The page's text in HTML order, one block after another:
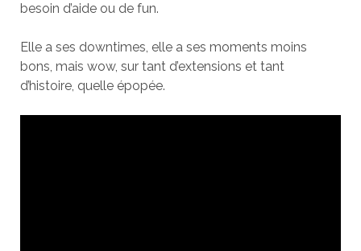
besoin d’aide ou de fun.
Elle a ses downtimes, elle a ses moments moins
bons, mais wow, sur tant d’extensions et tant
d’histoire, quelle épopée.